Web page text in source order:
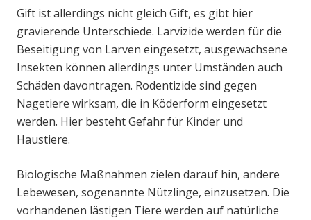
Gift ist allerdings nicht gleich Gift, es gibt hier
gravierende Unterschiede. Larvizide werden für die
Beseitigung von Larven eingesetzt, ausgewachsene
Insekten können allerdings unter Umständen auch
Schäden davontragen. Rodentizide sind gegen
Nagetiere wirksam, die in Köderform eingesetzt
werden. Hier besteht Gefahr für Kinder und
Haustiere.
Biologische Maßnahmen zielen darauf hin, andere
Lebewesen, sogenannte Nützlinge, einzusetzen. Die
vorhandenen lästigen Tiere werden auf natürliche